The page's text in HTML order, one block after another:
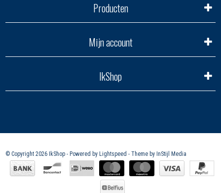
Producten
Mijn account
IkShop
© Copyright 2026 IkShop - Powered by Lightspeed - Theme by InStijl Media